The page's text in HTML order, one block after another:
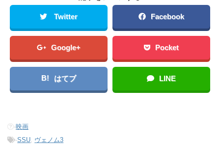
Twitter Facebook
Google+ Pocket
B! はてブ LINE
-映画
-SSU ヴェノム3